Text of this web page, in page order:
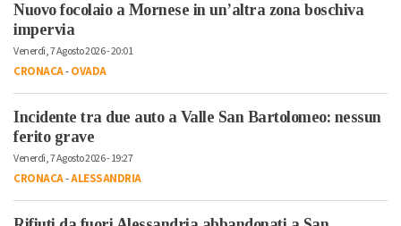
Nuovo focolaio a Mornese in un’altra zona boschiva
impervia
Venerdì, 7 Agosto 2026 - 20:01
CRONACA-OVADA
Incidente tra due auto a Valle San Bartolomeo: nessun
ferito grave
Venerdì, 7 Agosto 2026 - 19:27
CRONACA-ALESSANDRIA